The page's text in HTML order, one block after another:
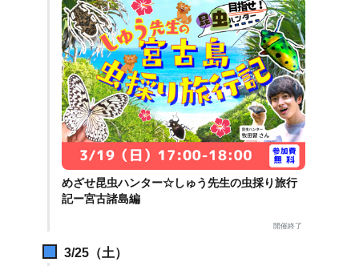
めざせ昆虫ハンター☆しゅう先生の虫採り旅行
記ー宮古諸島編
開催終了
3/25（土）